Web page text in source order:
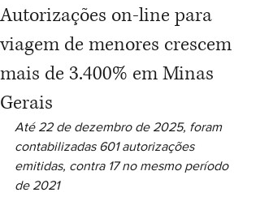
Autorizações on-line para
viagem de menores crescem
mais de 3.400% em Minas
Gerais
Até 22 de dezembro de 2025, foram
contabilizadas 601 autorizações
emitidas, contra 17 no mesmo período
de 2021